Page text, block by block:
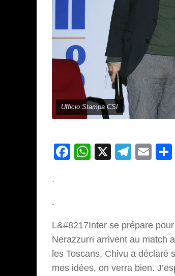
Ufficio Stampa CSI
Facebook
WhatsApp
X
.
.
L&#8217Inter se prépare
Nerazzurri arrivent au match
les Toscans, Chivu a déclaré
mes idées, on verra bien.